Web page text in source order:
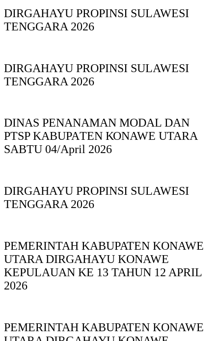
DIRGAHAYU PROPINSI SULAWESI
TENGGARA 2026
DIRGAHAYU PROPINSI SULAWESI
TENGGARA 2026
DINAS PΕΝΑΝΑΜAN MODAL DAN
PTSP KABUPAΤΕΝ ΚΟNAWE UTARA
SABTU 04/April 2026
DIRGAHAYU PROPINSI SULAWESI
TENGGARA 2026
PEMERINTAH KABUPATEN KONAWE
UTARA DIRGAHAYU KONAWE
KEPULAUAN KE 13 TAHUN 12 APRIL
2026
PEMERINTAH KABUPATEN KONAWE